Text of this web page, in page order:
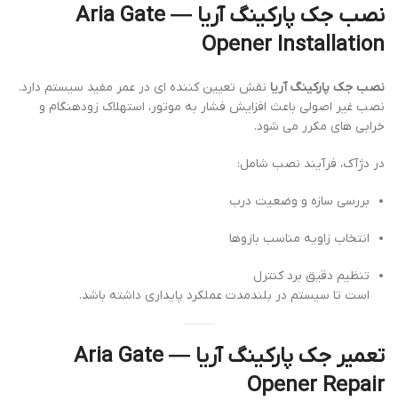
نصب جک پارکینگ آریا — Aria Gate
Opener Installation
نصب جک پارکینگ آریا نقش تعیین کننده ای در عمر مفید سیستم دارد.
نصب غیر اصولی باعث افزایش فشار به موتور، استهلاک زودهنگام و
خرابی های مکرر می شود.
در دژآک، فرآیند نصب شامل:
بررسی سازه و وضعیت درب
انتخاب زاویه مناسب بازوها
تنظیم دقیق برد کنترل
است تا سیستم در بلندمدت عملکرد پایداری داشته باشد.
تعمیر جک پارکینگ آریا — Aria Gate
Opener Repair